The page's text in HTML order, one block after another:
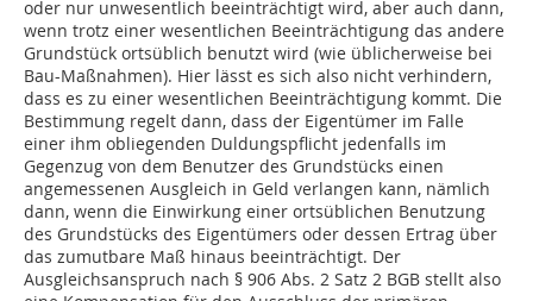
oder nur unwesentlich beeinträchtigt wird, aber auch dann,
wenn trotz einer wesentlichen Beeinträchtigung das andere
Grundstück ortsüblich benutzt wird (wie üblicherweise bei
Bau-Maßnahmen). Hier lässt es sich also nicht verhindern,
dass es zu einer wesentlichen Beeinträchtigung kommt. Die
Bestimmung regelt dann, dass der Eigentümer im Falle
einer ihm obliegenden Duldungspflicht jedenfalls im
Gegenzug von dem Benutzer des Grundstücks einen
angemessenen Ausgleich in Geld verlangen kann, nämlich
dann, wenn die Einwirkung einer ortsüblichen Benutzung
des Grundstücks des Eigentümers oder dessen Ertrag über
das zumutbare Maß hinaus beeinträchtigt. Der
Ausgleichsanspruch nach § 906 Abs. 2 Satz 2 BGB stellt also